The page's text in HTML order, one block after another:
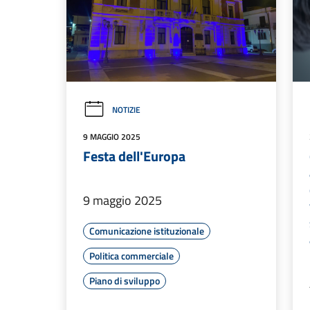
NOTIZIE
9 MAGGIO 2025
Festa dell'Europa
9 maggio 2025
Comunicazione istituzionale
Politica commerciale
Piano di sviluppo